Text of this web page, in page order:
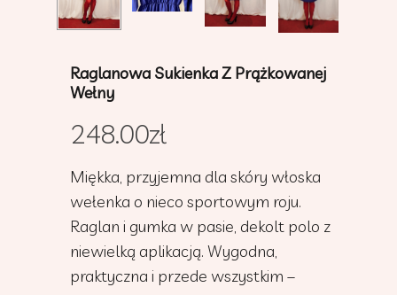
Raglanowa Sukienka Z Prążkowanej
Wełny
248.00zł
Miękka, przyjemna dla skóry włoska
wełenka o nieco sportowym roju.
Raglan i gumka w pasie, dekolt polo z
niewielką aplikacją. Wygodna,
praktyczna i przede wszystkim –